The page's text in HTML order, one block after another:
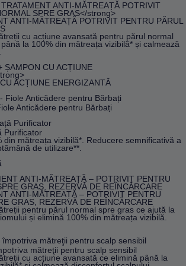
seboreică a scalpului nu prezintă riscul
complicațiilor. Totuși, în cazul în care
nepotrivit sau ai primit un diagnostic
probleme:
cauzată de scărpinatul excesiv în zonele
bacteriene;
scalpului.
seboreică a scalpului
de dermatită seboreică, este
o rutină de îngrijire a scalpului pentru a
sebum, și să urmezi tratamentul
medicul dermatolog. Iată ce soluții și
împotriva acestei afecțiuni.
seboreică scalp recomandate de
simptomelor tale, poți primi diferite
care să combată infecția și să
Cele mai comune opțiuni de tratament
șicremelecare luptăîmpotriva inflamației .
trebuie folosite pentru o perioadă limitată
acționează asupra pielii scalpului și o pot
de produse nu au efect, îți pot fi
ANTI-MĂTREAȚĂ POTRIVIT PENTRU PĂRUL
cu acțiune avansată pentru părul normal
la 100% din mătreața vizibilă* și calmează
ACȚIUNE ENERGIZANTĂ
Anticădere pentru Bărbați
Purificator
din mătreața vizibilă*. Reducere semnificativă a
de utilizare**.
ANTI-MĂTREAȚĂ – POTRIVIT PENTRU
GRAS, REZERVĂ DE REÎNCĂRCARE
pentru părul normal spre gras ce ajută la
și elimină 100% din mătreața vizibilă.
mătreţii pentru scalp sensibil
cu acțiune avansată ce elimină până la